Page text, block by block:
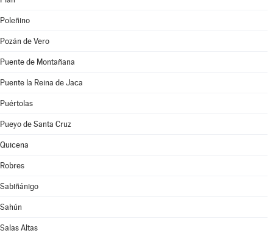
Poleñino
Pozán de Vero
Puente de Montañana
Puente la Reina de Jaca
Puértolas
Pueyo de Santa Cruz
Quicena
Robres
Sabiñánigo
Sahún
Salas Altas